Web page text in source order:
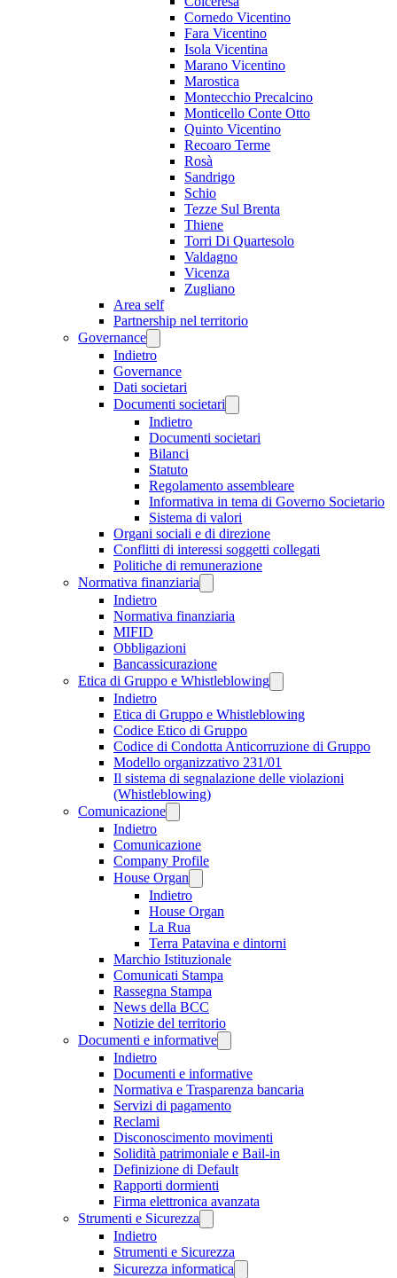
Cornedo Vicentino
Fara Vicentino
Isola Vicentina
Marano Vicentino
Marostica
Montecchio Precalcino
Monticello Conte Otto
Quinto Vicentino
Recoaro Terme
Rosà
Sandrigo
Schio
Tezze Sul Brenta
Thiene
Torri Di Quartesolo
Valdagno
Vicenza
Zugliano
Area self
Partnership nel territorio
Governance
Indietro
Governance
Dati societari
Documenti societari
Indietro
Documenti societari
Bilanci
Statuto
Regolamento assembleare
Informativa in tema di Governo Societario
Sistema di valori
Organi sociali e di direzione
Conflitti di interessi soggetti collegati
Politiche di remunerazione
Normativa finanziaria
Indietro
Normativa finanziaria
MIFID
Obbligazioni
Bancassicurazione
Etica di Gruppo e Whistleblowing
Indietro
Etica di Gruppo e Whistleblowing
Codice Etico di Gruppo
Codice di Condotta Anticorruzione di Gruppo
Modello organizzativo 231/01
Il sistema di segnalazione delle violazioni
(Whistleblowing)
Comunicazione
Indietro
Comunicazione
Company Profile
House Organ
Indietro
House Organ
La Rua
Terra Patavina e dintorni
Marchio Istituzionale
Comunicati Stampa
Rassegna Stampa
News della BCC
Notizie del territorio
Documenti e informative
Indietro
Documenti e informative
Normativa e Trasparenza bancaria
Servizi di pagamento
Reclami
Disconoscimento movimenti
Solidità patrimoniale e Bail-in
Definizione di Default
Rapporti dormienti
Firma elettronica avanzata
Strumenti e Sicurezza
Indietro
Strumenti e Sicurezza
Sicurezza informatica